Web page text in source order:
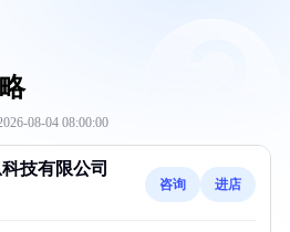
08-04 08:00:00
技有限公司
咨询 进店